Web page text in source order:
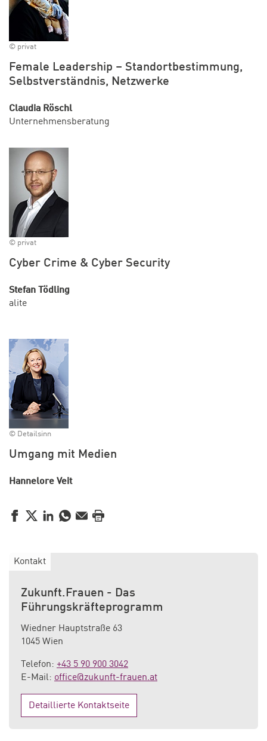
© privat
Female Leadership – Standortbestimmung,
Selbstverständnis, Netzwerke
Claudia Röschl
Unternehmensberatung
© privat
Cyber Crime & Cyber Security
Stefan Tödling
alite
© Detailsinn
Umgang mit Medien
Hannelore Veit
Facebook
TwitterLinkedIn
WhatsApp
E-MailDrucken
Kontakt
Zukunft.Frauen - Das
Führungskräfteprogramm
Wiedner Hauptstraße 63
1045 Wien
Telefon: +43 5 90 900 3042
E-Mail: office@zukunft-frauen.at
Detaillierte Kontaktseite